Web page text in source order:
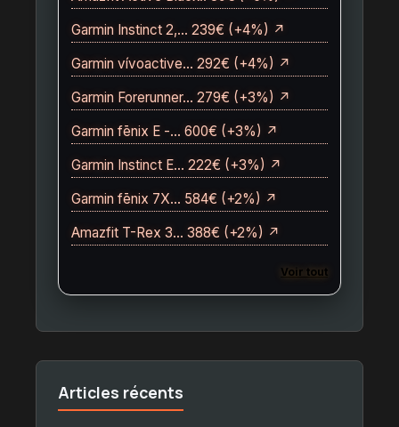
Garmin Instinct 2,… 239€ (+4%) ↗
Garmin vívoactive… 292€ (+4%) ↗
Garmin Forerunner… 279€ (+3%) ↗
Garmin fēnix E -… 600€ (+3%) ↗
Garmin Instinct E… 222€ (+3%) ↗
Garmin fēnix 7X… 584€ (+2%) ↗
Amazfit T-Rex 3… 388€ (+2%) ↗
Voir tout
Articles récents